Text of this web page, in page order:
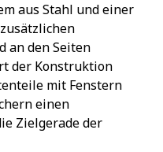
aus Stahl und einer
an den Seiten
der Konstruktion
mit Fenstern
einen
Zielgerade der